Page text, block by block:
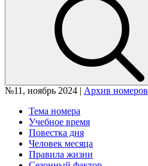
№11, ноябрь 2024 | Архив номеров
Тема номера
Учебное время
Повестка дня
Человек месяца
Правила жизни